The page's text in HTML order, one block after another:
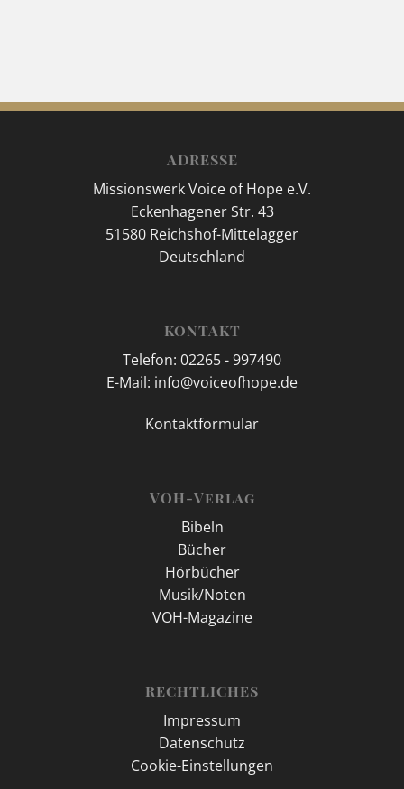
ADRESSE
Missionswerk Voice of Hope e.V.
Eckenhagener Str. 43
51580 Reichshof-Mittelagger
Deutschland
KONTAKT
Telefon: 02265 - 997490
E-Mail: info@voiceofhope.de
Kontaktformular
VOH-Verlag
Bibeln
Bücher
Hörbücher
Musik/Noten
VOH-Magazine
RECHTLICHES
Impressum
Datenschutz
Cookie-Einstellungen